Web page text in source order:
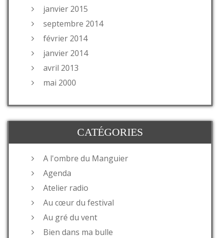
janvier 2015
septembre 2014
février 2014
janvier 2014
avril 2013
mai 2000
CATÉGORIES
A l'ombre du Manguier
Agenda
Atelier radio
Au cœur du festival
Au gré du vent
Bien dans ma bulle